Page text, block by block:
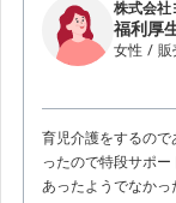
株式会社
福利厚
女性 / 販
育児介護をするの
ったので特段サポ
あったようでなか